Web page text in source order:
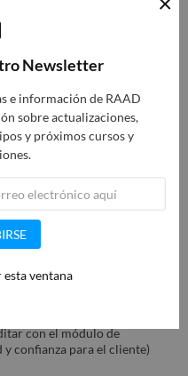
con el módulo de
con el módulo de Información
con el módulo de
confianza para el cliente)
Newsletter
e información de RAAD
sobre actualizaciones,
y próximos cursos y
ventana